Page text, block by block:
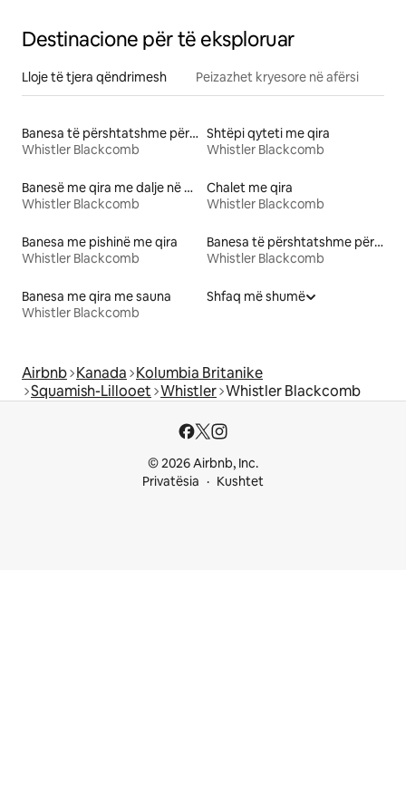
Destinacione për të eksploruar
Lloje të tjera qëndrimesh Peizazhet kryesore në afërsi
Banesa të përshtatshme për kafshë me qira
Whistler Blackcomb
Shtëpi qyteti me qira
Whistler Blackcomb
Banesë me qira me dalje në plazh
Whistler Blackcomb
Chalet me qira
Whistler Blackcomb
Banesa me pishinë me qira
Whistler Blackcomb
Banesa të përshtatshme për familje me qira
Whistler Blackcomb
Banesa me qira me sauna
Whistler Blackcomb
Shfaq më shumë
Airbnb Kanada Kolumbia Britanike
Squamish-Lillooet Whistler Whistler Blackcomb
© 2026 Airbnb, Inc.
Privatësia
Kushtet